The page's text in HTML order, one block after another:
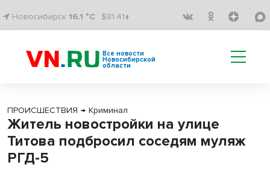
Новосибирск 16.1 °C $81.41↑
Все новости
Новосибирской
области
ПРОИСШЕСТВИЯ → Криминал
Житель новостройки на улице
Титова подбросил соседям муляж
РГД-5